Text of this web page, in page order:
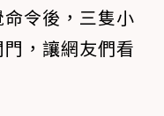
令後，三隻小
，讓網友們看